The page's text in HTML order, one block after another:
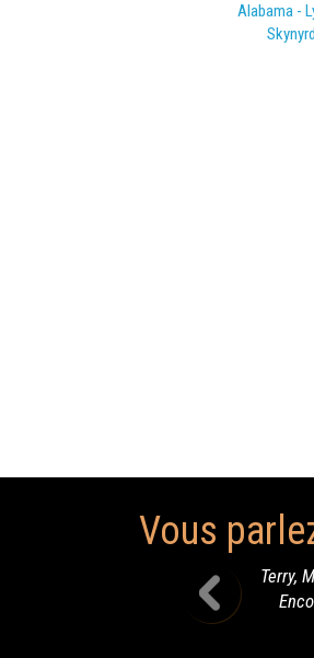
Alabama -
Skynyrd
Vous
pour la soirée de Crampagna qui a été
une fois, un très bon moment
sympathie,